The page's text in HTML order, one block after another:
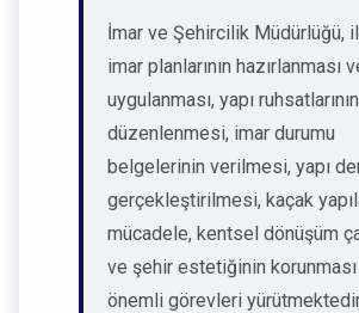
İmar ve Şehircilik Müdürlüğü,
imar planlarının hazırlanması
uygulanması, yapı ruhsatlarının
düzenlenmesi, imar durumu
belgelerinin verilmesi, yapı
gerçekleştirilmesi, kaçak
mücadele, kentsel dönüşüm
ve şehir estetiğinin
önemli görevleri